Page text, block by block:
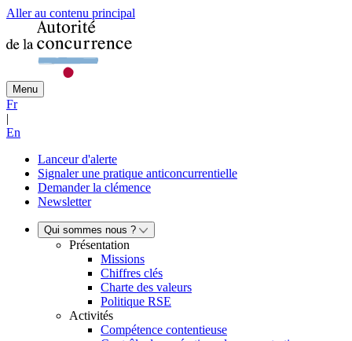
Aller au contenu principal
Menu
Fr
|
En
Lanceur d'alerte
Signaler une pratique anticoncurrentielle
Demander la clémence
Newsletter
Qui sommes nous ?
Présentation
Missions
Chiffres clés
Charte des valeurs
Politique RSE
Activités
Compétence contentieuse